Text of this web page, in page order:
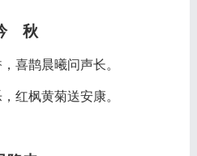
秋
喜鹊晨曦问声长。
红枫黄菊送安康。